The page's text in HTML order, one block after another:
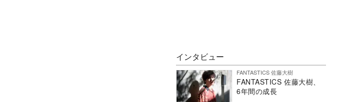
インタビュー
FANTASTICS 佐藤大樹
FANTASTICS 佐藤大樹、
6年間の成長